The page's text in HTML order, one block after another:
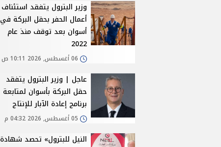
وزير البترول يتفقد استئناف
أعمال الحفر بحقل البركة في
أسوان بعد توقف منذ عام
2022
06 أغسطس, 2026 10:11 ص
عاجل | وزير البترول يتفقد
حقل البركة بأسوان لمتابعة
برنامج إعادة الآبار للإنتاج
05 أغسطس, 2026 04:32 م
النيل للبترول» تحصد شهادة